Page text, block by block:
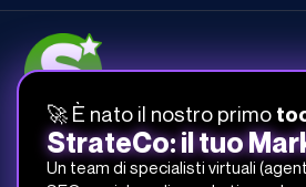
051-268-212
info@studiosamo.it
Via del Fonditore 12, 40138
🚀 È nato il nostro primo
StrateCo: il tuo
Un team di specialisti virtuali